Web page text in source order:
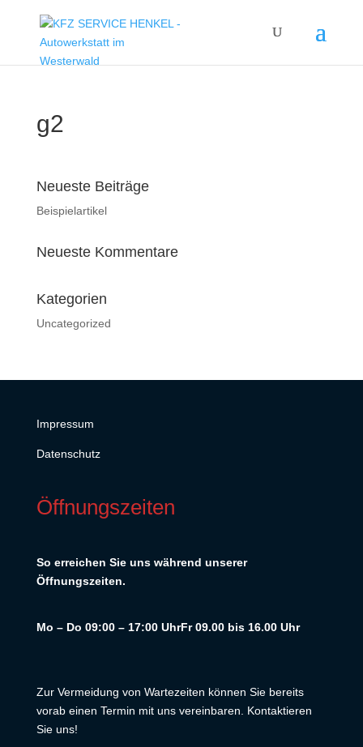
g2
Neueste Beiträge
Beispielartikel
Neueste Kommentare
Kategorien
Uncategorized
Impressum
Datenschutz
Öffnungszeiten
So erreichen Sie uns während unserer
Öffnungszeiten.
Mo – Do 09:00 – 17:00 UhrFr 09.00 bis 16.00 Uhr
Zur Vermeidung von Wartezeiten können Sie bereits
vorab einen Termin mit uns vereinbaren. Kontaktieren
Sie uns!